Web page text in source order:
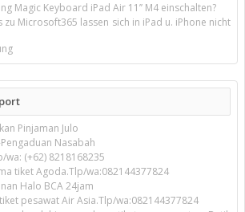
Magic Keyboard iPad Air 11’’ M4 einschalten?
zu Microsoft365 lassen sich in iPad u. iPhone nicht
Pinjaman Julo
Nasabah
wa: (+62) 8218168235
tiket Agoda.Tlp/wa:082144377824
Halo BCA 24jam
pesawat Air Asia.Tlp/wa:082144377824